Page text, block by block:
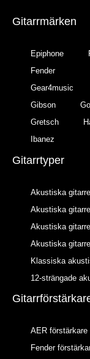
Gitarrmärken
Epiphone
Fender
Gear4music
Gibson
Gretsch
Ibanez
Gitarrtyper
Akustiska
Akustiska
Akustiska
Akustiska
Klassiska
12-strängade
AER förstärkare
Fender